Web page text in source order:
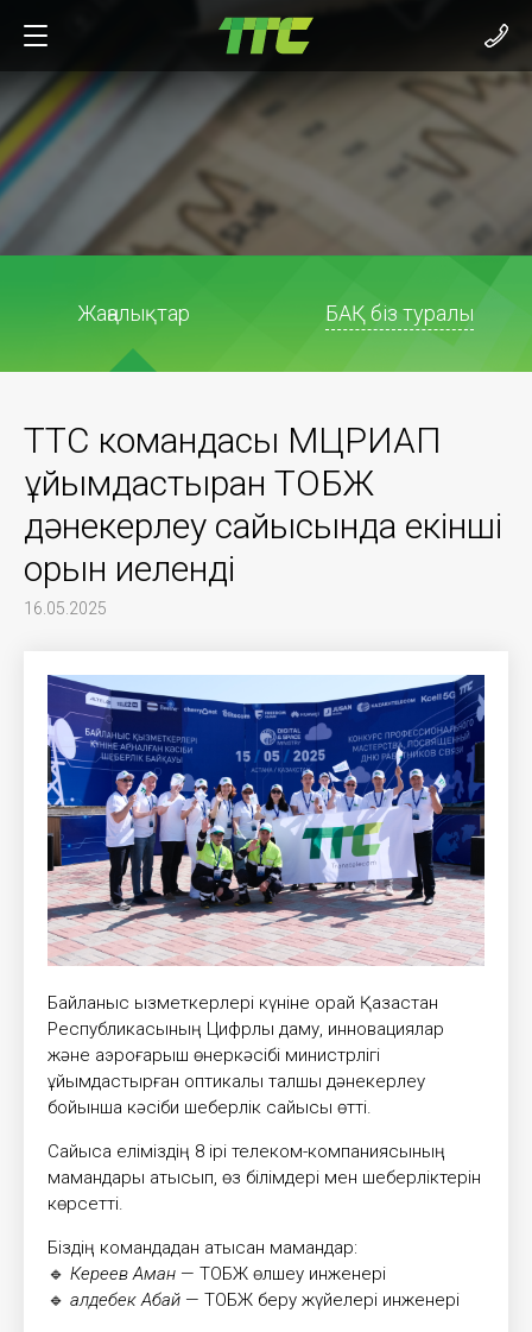
Жаңалықтар БАҚ біз туралы
TTC командасы МЦРИАП
ұйымдастырған ТОБЖ
дәнекерлеу сайысында екінші
орын иеленді
16.05.2025
Байланыс қызметкерлері күніне орай Қазақстан
Республикасының Цифрлық даму, инновациялар
және аэроғарыш өнеркәсібі министрлігі
ұйымдастырған оптикалық талшық дәнекерлеу
бойынша кәсіби шеберлік сайысы өтті.
Сайысқа еліміздің 8 ірі телеком-компаниясының
мамандары қатысып, өз білімдері мен шеберліктерін
көрсетті.
Біздің командадан қатысқан мамандар:
🔹 Кереев Аман — ТОБЖ өлшеу инженері
🔹 Қалдебек Абай — ТОБЖ беру жүйелері инженері